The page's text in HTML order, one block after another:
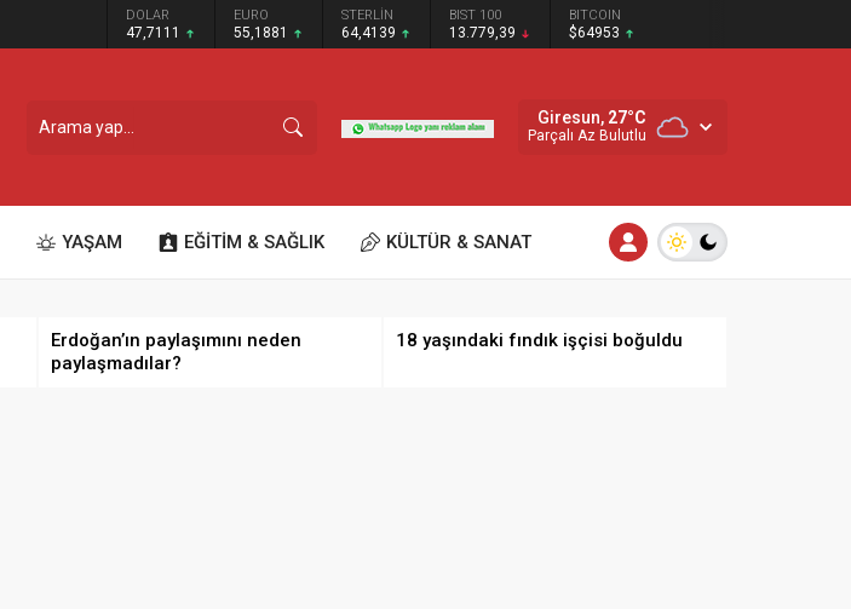
DOLAR
47,7111
EURO
55,1881
STERLİN
64,4139
BIST 100
13.779,39
BITCOIN
$64953
Giresun, 27°C
Parçalı Az Bulutlu
YAŞAM EĞİTİM & SAĞLIK KÜLTÜR & SANAT
Erdoğan’ın paylaşımını neden
paylaşmadılar?
18 yaşındaki fındık işçisi boğuldu